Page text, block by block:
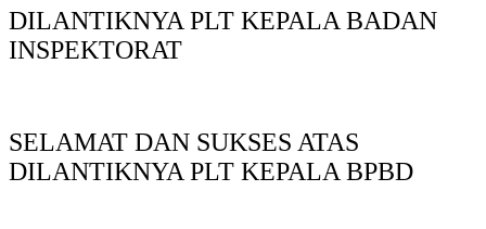
DILANTIKNYA PLT KEPALA BADAN
INSPEKTORAT
SELAMAT DAN SUKSES ATAS
DILANTIKNYA PLT KEPALA BPBD